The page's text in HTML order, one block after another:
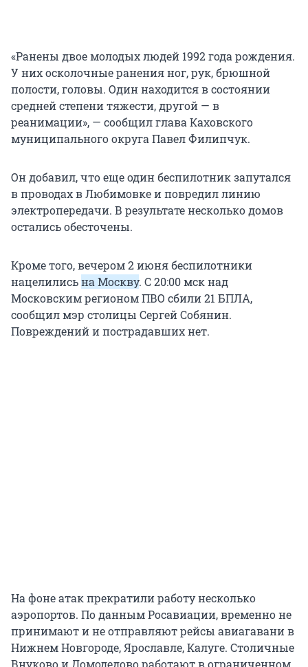
«Ранены двое молодых людей 1992 года рождения.
У них осколочные ранения ног, рук, брюшной
полости, головы. Один находится в состоянии
средней степени тяжести, другой — в
реанимации», — сообщил глава Каховского
муниципального округа Павел Филипчук.
Он добавил, что еще один беспилотник запутался
в проводах в Любимовке и повредил линию
электропередачи. В результате несколько домов
остались обесточены.
Кроме того, вечером 2 июня беспилотники
нацелилисьна Москву. С 20:00 мск над
Московским регионом ПВО сбили 21 БПЛА,
сообщил мэр столицы Сергей Собянин.
Повреждений и пострадавших нет.
На фоне атак прекратили работу несколько
аэропортов. По данным Росавиации, временно не
принимают и не отправляют рейсы авиагавани в
Нижнем Новгороде, Ярославле, Калуге. Столичные
Внуково и Домодедово работают в ограниченном